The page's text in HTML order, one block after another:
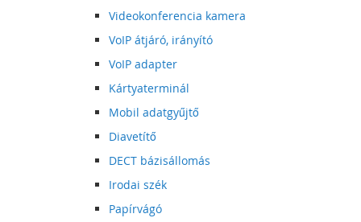
Videokonferencia kamera
VoIP átjáró, irányító
VoIP adapter
Kártyaterminál
Mobil adatgyűjtő
Diavetítő
DECT bázisállomás
Irodai szék
Papírvágó